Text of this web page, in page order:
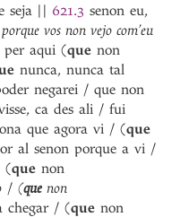
seja || 621.3 senon eu,
porque vos non vejo com’eu
per aqui (que non
nunca, nunca tal
negarei / que non
ca des ali / fui
que agora vi / (que
al senon porque a vi /
(que non
/(que non
chegar / (que non